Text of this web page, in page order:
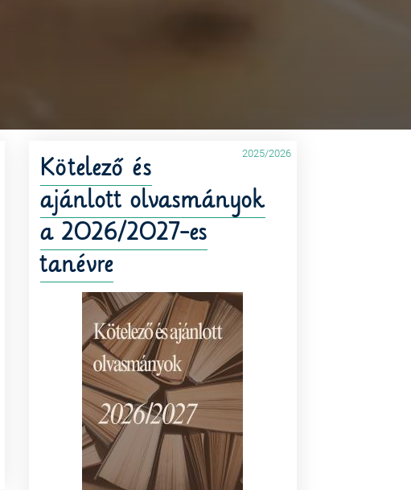
2025/2026
Kötelező és
ajánlott olvasmányok
a 2026/2027-es
tanévre